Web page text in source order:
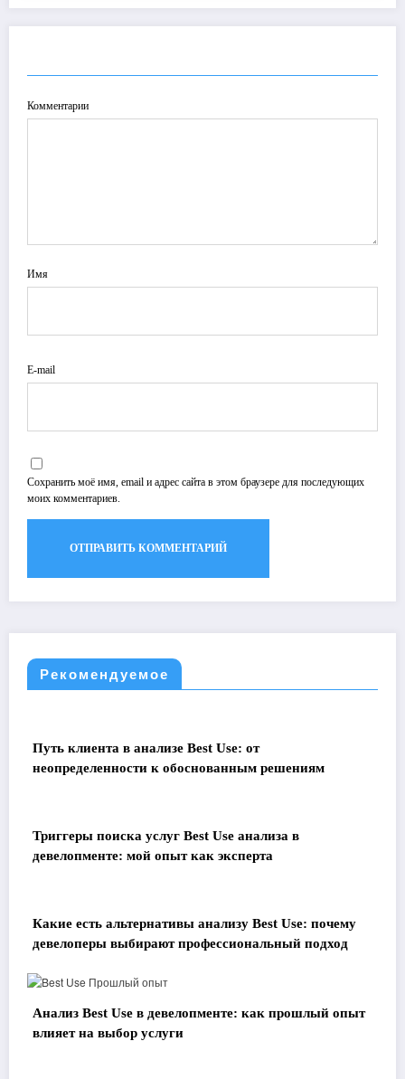
Комментарии
Имя
E-mail
Сохранить моё имя, email и адрес сайта в этом браузере для последующих
моих комментариев.
Рекомендуемое
Путь клиента в анализе Best Use: от
неопределенности к обоснованным решениям
Триггеры поиска услуг Best Use анализа в
девелопменте: мой опыт как эксперта
Какие есть альтернативы анализу Best Use: почему
девелоперы выбирают профессиональный подход
Анализ Best Use в девелопменте: как прошлый опыт
влияет на выбор услуги